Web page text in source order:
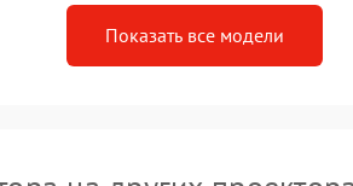
Показать все модели